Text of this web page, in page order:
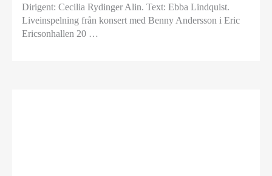
Dirigent: Cecilia Rydinger Alin. Text: Ebba Lindquist.
Liveinspelning från konsert med Benny Andersson i Eric
Ericsonhallen 20 …